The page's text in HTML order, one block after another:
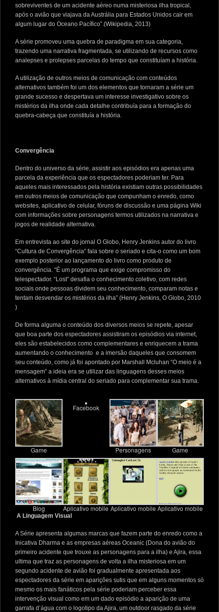
sobreviventes de um acidente aéreo numa misteriosa ilha tropical,
após o avião que viajava da Austrália para Estados Unidos cair em
algum lugar do Oceano Pacífico”.(Wikipedia, 2013)
A série promoveu uma quebra de paradigma em sua categoria,
trazendo uma narrativa fragmentada, se utilizando de recursos como
analepses e prolepses parcelas do tempo que constituíam a história.
A utilização de outros meios de comunicação com conteúdos
alternativos também foi um dos elementos que tornaram a série um
grande sucesso e despertava um interesse investigativo sobre os
mistérios da ilha onde cada detalhe contribuía para a formação do
quebra-cabeça que constituía a história.
Convergência
Dentro do universo da série, assistir aos episódios era apenas uma
parcela da experiência que os espectadores poderiam ter. Para
aqueles mais interessados pela história existiam outras possibilidades
em outros meios de comunicação que compunham o enredo, como
websites, aplicativo de celular, fóruns de discussão e uma página Wiki
com informações sobre personagens termos utilizados na narrativa e
jogos de realidade alternativa.
Em entrevista ao site do jornal O Globo, Henry Jenkins autor do livro
“Cultura de Convergência” fala sobre o seriado e cita-o como um bom
exemplo posterior ao lançamento do livro como produto de
convergência. “É um programa que exige compromisso do
telespectador. “Lost” desafia o conhecimento coletivo, com redes
sociais onde pessoas dividem seu conhecimento, comparam notas e
tentam desvendar os mistérios da ilha” (Henry Jenkins, O Globo, 2010
)
De forma alguma o conteúdo dos diversos meios se repete, apesar
que boa parte dos espectadores assistiram os episódios via internet,
eles são estabelecidos como complementares e enriquecem a trama
aumentando o conhecimento e a imersão daqueles que consomem
seu conteúdo, como já foi apontado por Marshall Mcluhan “O meio é a
mensagem” a ideia era se utilizar das linguagens desses meios
alternativos à mídia central do seriado para complementar sua trama.
Game
Facebook
Personagens Game
Blog Aplicativo mobile Aplicativo mobile Aplicativo mobile
A Linguagem Visual
A Série apresenta algumas marcas que fazem parte do enredo como a
Inicativa Dharma e as empresas aéreas Oceanic (Dona do avião do
primeiro acidente que trouxe as personagens para a ilha) e Ajira, essa
ultima que traz as personagens de volta a ilha misteriosa em um
segundo acidente de avião foi gradualmente apresentada aos
espectadores da série em aparições sutis que em alguns momentos só
mesmo os mais fanáticos pela série poderiam perceber essa
intervenção visual como em um dado episódio a aparição de uma
garrafa d’água com o logotipo da Ajira, um outdoor rasgado da série